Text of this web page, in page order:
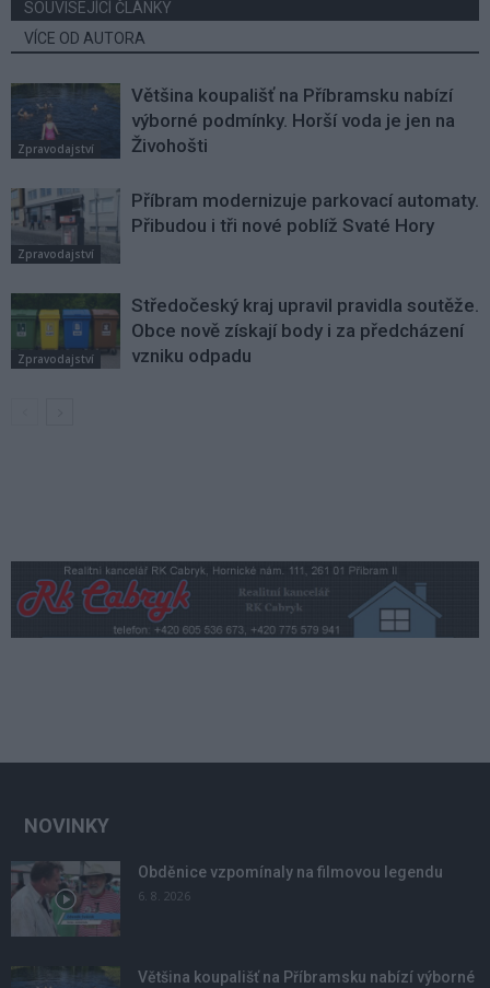
SOUVISEJÍCÍ ČLÁNKY
VÍCE OD AUTORA
Zpravodajství
Většina koupališť na Příbramsku nabízí
výborné podmínky. Horší voda je jen na
Živohošti
Zpravodajství
Příbram modernizuje parkovací automaty.
Přibudou i tři nové poblíž Svaté Hory
Zpravodajství
Středočeský kraj upravil pravidla soutěže.
Obce nově získají body i za předcházení
vzniku odpadu
NOVINKY
Obděnice vzpomínaly na filmovou legendu
6. 8. 2026
Většina koupališť na Příbramsku nabízí výborné